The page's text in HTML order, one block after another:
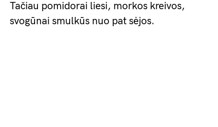
Tačiau pomidorai liesi, morkos kreivos,
svogūnai smulkūs nuo pat sėjos.